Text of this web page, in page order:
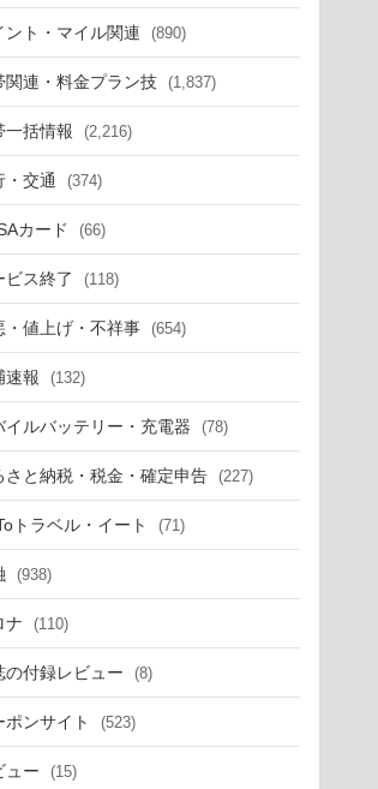
ント・マイル関連 (890)
関連・料金プラン技 (1,837)
一括情報 (2,216)
・交通 (374)
カード (66)
ビス終了 (118)
・値上げ・不祥事 (654)
速報 (132)
イルバッテリー・充電器 (78)
さと納税・税金・確定申告 (227)
トラベル・イート (71)
(938)
ナ (110)
の付録レビュー (8)
ポンサイト (523)
ュー (15)